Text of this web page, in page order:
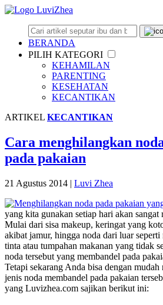
BERANDA
PILIH KATEGORI
KEHAMILAN
PARENTING
KESEHATAN
KECANTIKAN
ARTIKEL KECANTIKAN
Cara menghilangkan
pada pakaian
21 Agustus 2014 | Luvi Zhea
yang kita gunakan setiap hari akan sangat
Mulai dari sisa makeup, keringat yang
akibat jamur, hingga noda dari luar
tinta atau tumpahan makanan yang tidak
noda tersebut yang membandel pada
Tetapi sekarang Anda bisa dengan mudah
jenis noda membandel pada pakaian
yang Luvizhea.com sajikan berikut ini: